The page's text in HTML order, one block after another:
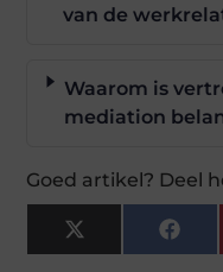
van de
Waarom is
mediation
Goed artikel? Deel
X
(Twitter)